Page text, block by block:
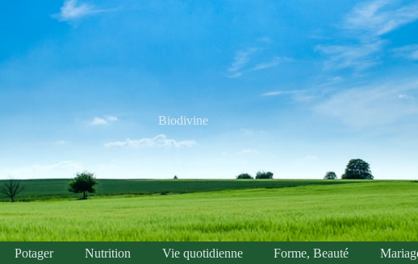
Biodivine
Potager Nutrition Vie quotidienne Forme, Beauté